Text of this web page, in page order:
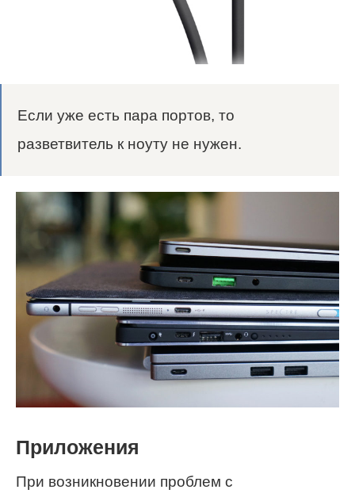
Если уже есть пара портов, то
разветвитель к ноуту не нужен.
Приложения
При возникновении проблем с